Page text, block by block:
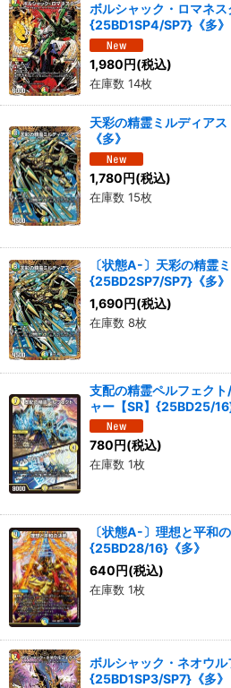
ボルシャック・ロマネス
{25BD1SP4/SP7}《多》
1,980円(税込)
在庫数 14枚
天彩の精霊ミルディア
《多》
1,780円(税込)
在庫数 15枚
〔状態A-〕天彩の精霊
{25BD2SP7/SP7}《多》
1,690円(税込)
在庫数 8枚
支配の精霊ペルフェク
ャー【SR】{25BD25/
780円(税込)
在庫数 1枚
〔状態A-〕理想と平和の
{25BD28/16}《多》
640円(税込)
在庫数 1枚
ボルシャック・ネオウル
{25BD1SP3/SP7}《多》